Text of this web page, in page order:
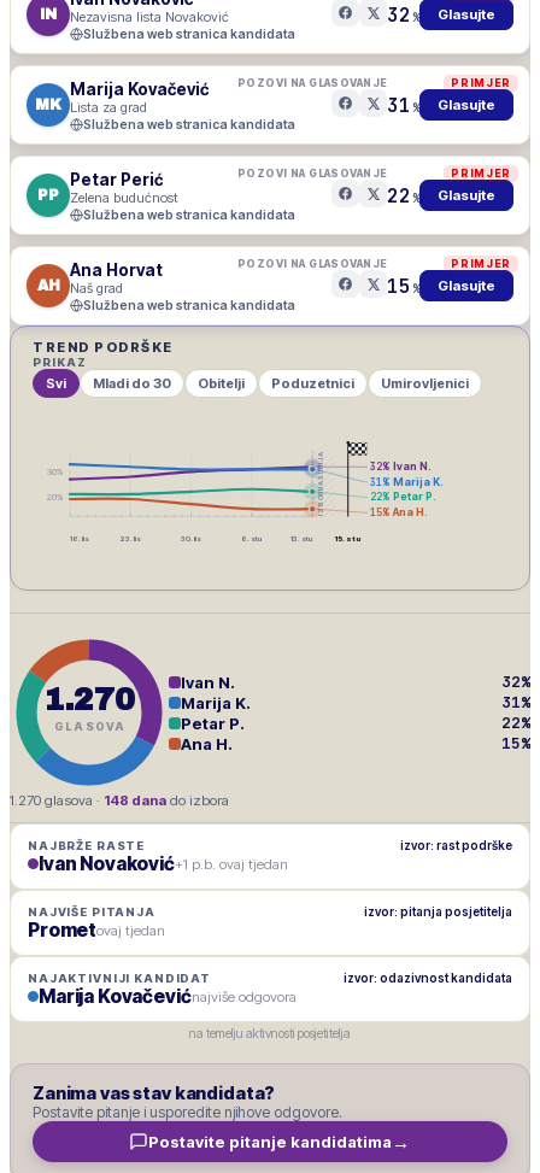
IN Nezavisna lista Novaković
Službena web stranica kandidata
32 % Glasujte
PRIMJER
MK
Marija Kovačević
Lista za grad
POZOVI NA GLASOVANJE
Službena web stranica kandidata
31 % Glasujte
PRIMJER
PP
Petar Perić
Zelena budućnost
POZOVI NA GLASOVANJE
Službena web stranica kandidata
22 % Glasujte
PRIMJER
AH
Ana Horvat
Naš grad
POZOVI NA GLASOVANJE
Službena web stranica kandidata
15 % Glasujte
TREND PODRŠKE
PRIKAZ
Svi Mladi do 30 Obitelji Poduzetnici Umirovljenici
IZBORNA ŠUTNJA
20%
30% 32% Ivan N.
31% Marija K.
22% Petar P.
15% Ana H.
16. lis 23. lis 30. lis 6. stu 13. stu 15. stu
1.270
GLASOVA
Ivan N. 32%
Marija K. 31%
Petar P. 22%
Ana H. 15%
1.270 glasova · 148 dana do izbora
NAJBRŽE RASTE izvor: rast podrške
Ivan Novaković+1 p.b. ovaj tjedan
NAJVIŠE PITANJA izvor: pitanja posjetitelja
Prometovaj tjedan
NAJAKTIVNIJI KANDIDAT izvor: odazivnost kandidata
Marija Kovačevićnajviše odgovora
na temelju aktivnosti posjetitelja
Zanima vas stav kandidata?
Postavite pitanje i usporedite njihove odgovore.
Postavite pitanje kandidatima →